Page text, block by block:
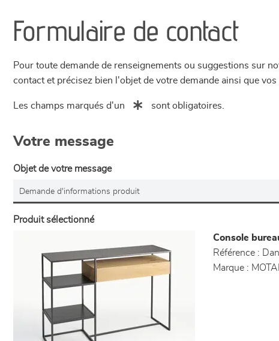
Formulaire de contact
Pour toute demande de renseignements ou suggestions sur
contact et précisez bien l'objet de votre demande ainsi que vos
Les champs marqués d'un sont obligatoires.
Votre message
Objet de votre message
Produit sélectionné
Console
Référence :
Marque :